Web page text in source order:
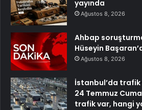
yayında
Ağustos 8, 2026
Ahbap
Hüseyin
Ağustos 8, 2026
İstanbul’da trafik
24 Temmuz
trafik var, hangi